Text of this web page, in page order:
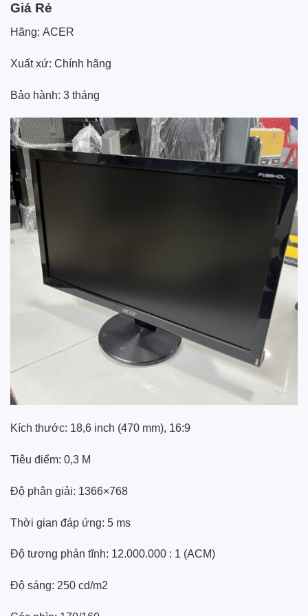
Giá Rẻ
Hãng: ACER
Xuất xứ: Chính hãng
Bảo hành: 3 tháng
Kích thước: 18,6 inch (470 mm), 16:9
Tiêu điểm: 0,3 M
Độ phân giải: 1366×768
Thời gian đáp ứng: 5 ms
Độ tương phản tĩnh: 12.000.000 : 1 (ACM)
Độ sáng: 250 cd/m2